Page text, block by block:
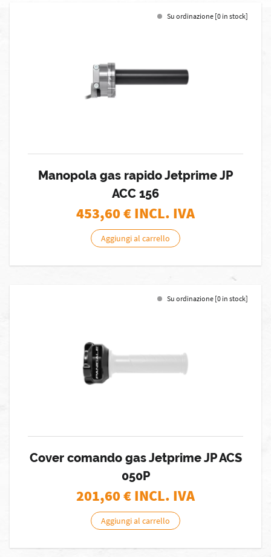
Su ordinazione [0 in stock]
Manopola gas rapido Jetprime JP
ACC 156
453,60€ INCL. IVA
Aggiungi al carrello
Su ordinazione [0 in stock]
Cover comando gas Jetprime JP ACS
050P
201,60€ INCL. IVA
Aggiungi al carrello